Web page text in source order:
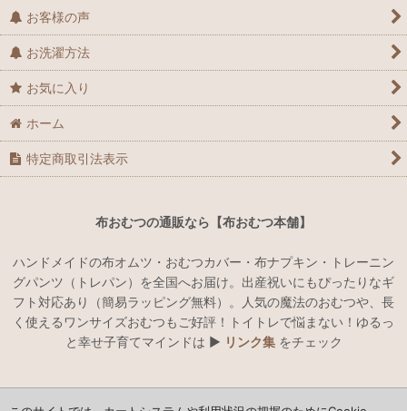
お客様の声
お洗濯方法
お気に入り
ホーム
特定商取引法表示
布おむつの通販なら【布おむつ本舗】
ハンドメイドの布オムツ・おむつカバー・布ナプキン・トレーニン
グパンツ（トレパン）を全国へお届け。出産祝いにもぴったりなギ
フト対応あり（簡易ラッピング無料）。人気の魔法のおむつや、長
く使えるワンサイズおむつもご好評！トイトレで悩まない！ゆるっ
と幸せ子育てマインドは ▶︎ リンク集をチェック